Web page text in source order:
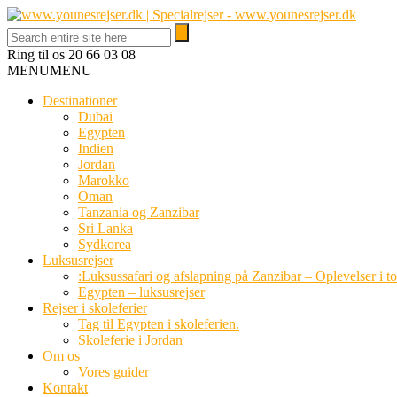
Ring til os 20 66 03 08
MENUMENU
Destinationer
Dubai
Egypten
Indien
Jordan
Marokko
Oman
Tanzania og Zanzibar
Sri Lanka
Sydkorea
Luksusrejser
:Luksussafari og afslapning på Zanzibar – Oplevelser i
Egypten – luksusrejser
Rejser i skoleferier
Tag til Egypten i skoleferien.
Skoleferie i Jordan
Om os
Vores guider
Kontakt